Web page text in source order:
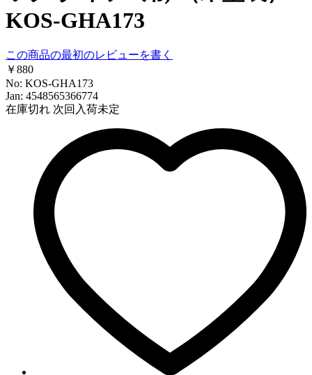
KOS-GHA173
この商品の最初のレビューを書く
￥880
No: KOS-GHA173
Jan: 4548565366774
在庫切れ 次回入荷未定